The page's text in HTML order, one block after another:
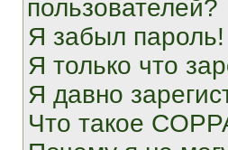
пользователей?
Я забыл пароль!
Я только что
Я давно
Что такое